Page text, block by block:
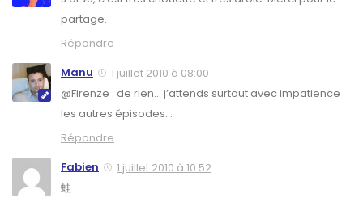
partage.
Répondre
Manu
1 juillet 2010 à 08:00
@Firenze : de rien… j’attends surtout avec impatience
les autres épisodes…
Répondre
Fabien
1 juillet 2010 à 10:52
蛙